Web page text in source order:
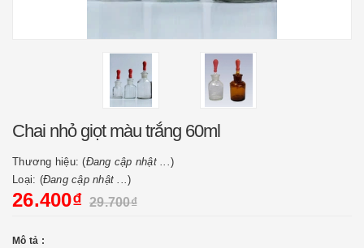
Chai nhỏ giọt màu trắng 60ml
Thương hiệu: (Đang cập nhật ...)
Loại: (Đang cập nhật ...)
26.400₫ 29.700₫
Mô tả :